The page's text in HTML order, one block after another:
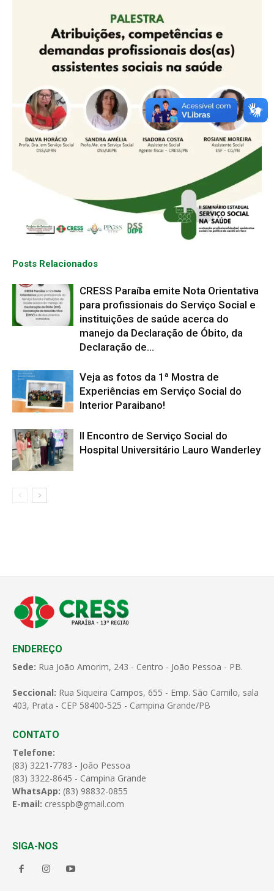
Posts Relacionados
CRESS Paraíba emite Nota Orientativa
para profissionais do Serviço Social e
instituições de saúde acerca do
manejo da Declaração de Óbito, da
Declaração de...
Veja as fotos da 1ª Mostra de
Experiências em Serviço Social do
Interior Paraibano!
II Encontro de Serviço Social do
Hospital Universitário Lauro Wanderley
ENDEREÇO
Sede: Rua João Amorim, 243 - Centro - João Pessoa - PB.
Seccional: Rua Siqueira Campos, 655 - Emp. São Camilo, sala
403, Prata - CEP 58400-525 - Campina Grande/PB
CONTATO
Telefone:
(83) 3221-7783 - João Pessoa
(83) 3322-8645 - Campina Grande
WhatsApp: (83) 98832-0855
E-mail: cresspb@gmail.com
SIGA-NOS